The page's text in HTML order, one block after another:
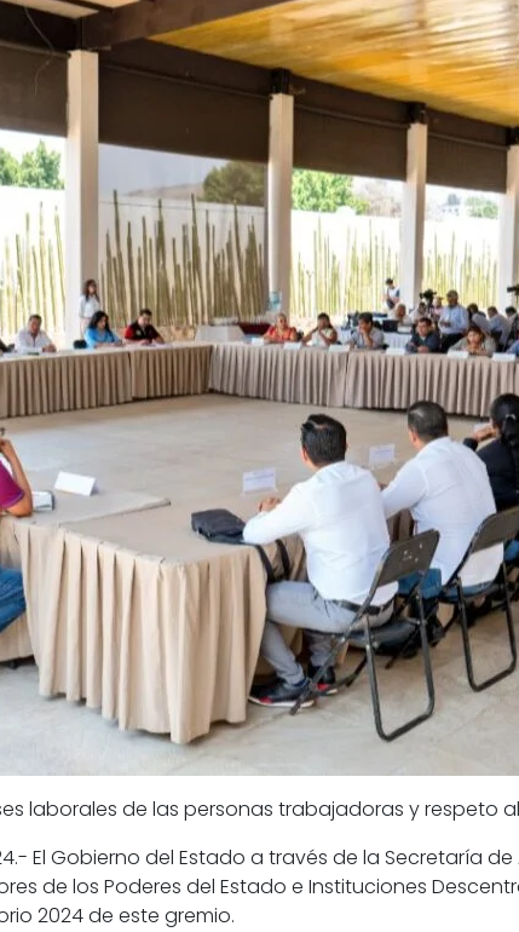
laborales de las personas trabajadoras y respeto
El Gobierno del Estado a través de la Secretaría
de los Poderes del Estado e Instituciones
2024 de este gremio.